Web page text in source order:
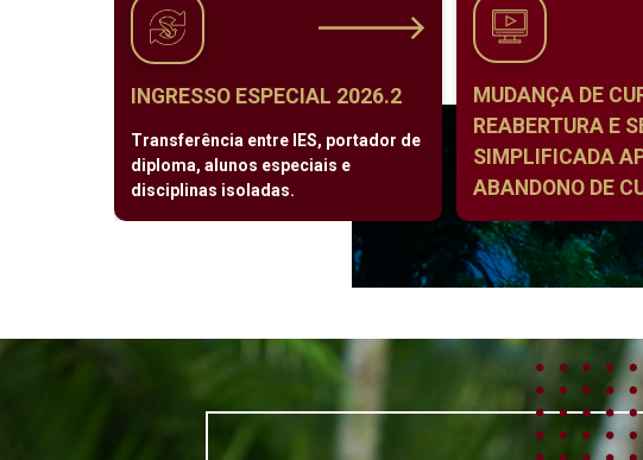
INGRESSO ESPECIAL 2026.2
Transferência entre IES, portador de
diploma, alunos especiais e
disciplinas isoladas.
MUDANÇA DE
REABERTURA E
SIMPLIFICADA
ABANDONO DE